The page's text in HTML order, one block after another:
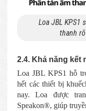
Loa JBL KPS1
thanh
2.4. Khả năng kết
Loa JBL KPS1 hỗ
hết các thiết bị
nay. Loa được
Speakon®, giúp